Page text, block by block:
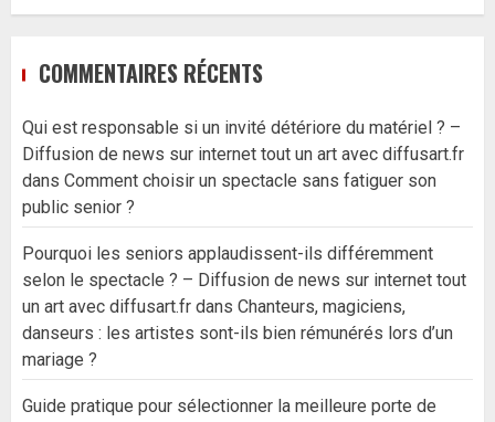
COMMENTAIRES RÉCENTS
Qui est responsable si un invité détériore du matériel ? –
Diffusion de news sur internet tout un art avec diffusart.fr
dans Comment choisir un spectacle sans fatiguer son
public senior ?
Pourquoi les seniors applaudissent-ils différemment
selon le spectacle ? – Diffusion de news sur internet tout
un art avec diffusart.fr dans Chanteurs, magiciens,
danseurs : les artistes sont-ils bien rémunérés lors d’un
mariage ?
Guide pratique pour sélectionner la meilleure porte de